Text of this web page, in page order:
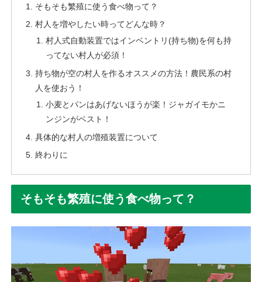
そもそも繁殖に使う食べ物って？
村人を増やしたい時ってどんな時？
村人式自動装置ではインベントリ(持ち物)を何も持
ってない村人が必須！
持ち物が空の村人を作るオススメの方法！農民系の村
人を使おう！
小麦とパンはあげないほうが楽！ジャガイモかニ
ンジンがベスト！
具体的な村人の増殖装置について
終わりに
そもそも繁殖に使う食べ物って？